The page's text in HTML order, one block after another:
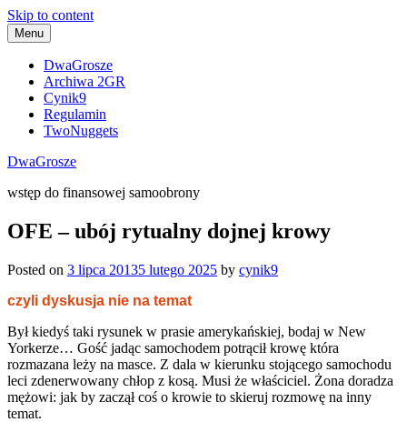
Skip to content
Menu
DwaGrosze
Archiwa 2GR
Cynik9
Regulamin
TwoNuggets
DwaGrosze
wstęp do finansowej samoobrony
OFE – ubój rytualny dojnej krowy
Posted on 3 lipca 20135 lutego 2025 by cynik9
czyli dyskusja nie na temat
Był kiedyś taki rysunek w prasie amerykańskiej, bodaj w New
Yorkerze… Gość jadąc samochodem potrącił krowę która
rozmazana leży na masce. Z dala w kierunku stojącego samochodu
leci zdenerwowany chłop z kosą. Musi że właściciel. Żona doradza
mężowi: jak by zaczął coś o krowie to skieruj rozmowę na inny
temat.